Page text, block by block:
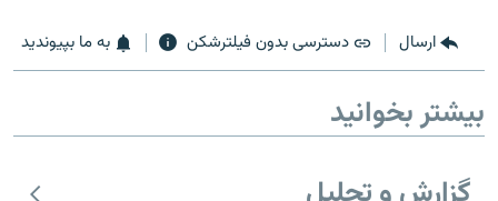
ارسال دسترسی بدون فیلترشکن به ما بپیوندید
بیشتر بخوانید